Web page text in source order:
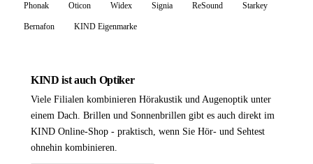
Phonak Oticon Widex Signia ReSound Starkey
Bernafon KIND Eigenmarke
KIND ist auch Optiker
Viele Filialen kombinieren Hörakustik und Augenoptik unter
einem Dach. Brillen und Sonnenbrillen gibt es auch direkt im
KIND Online-Shop - praktisch, wenn Sie Hör- und Sehtest
ohnehin kombinieren.